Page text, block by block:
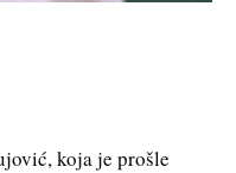
koja je prošle